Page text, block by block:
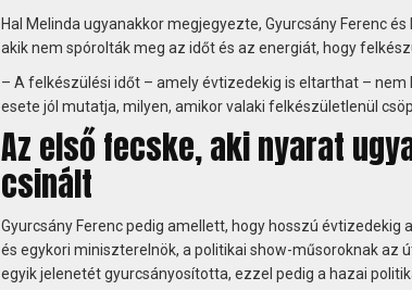
Hal Melinda ugyanakkor megjegyezte, Gyurcsány Ferenc
akik nem spórolták meg az időt és az energiát, hogy
– A felkészülési időt – amely évtizedekig is eltarthat –
esete jól mutatja, milyen, amikor valaki felkészületlenül
Az első fecske, aki nyarat
csinált
Gyurcsány Ferenc pedig amellett, hogy hosszú
és egykori miniszterelnök, a politikai show-műsoroknak az
egyik jelenetét gyurcsányosította, ezzel pedig a hazai